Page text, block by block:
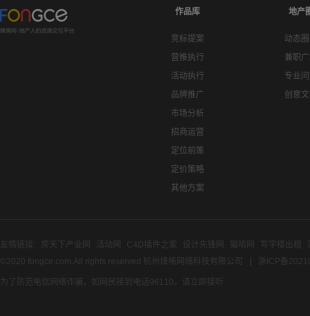
作品库
竞标提案
营推执行
活动执行
品牌推广
市场分析
招商运营
定位前策
定价策略
其他方案
地产
动态
兼职
专业
创意
友情链接: 房天下产业网 活动网 C4D插件之家 设计先锋网 猫啃网 写字楼出租
©2020 fongce.com.All rights reserved 杭州烽格网络科技有限公司
浙ICP备
为了防范电信网络诈骗，如网民接到电话96110，请立即接听